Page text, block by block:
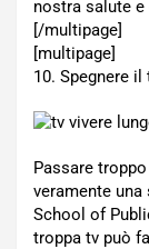
nostra salute
[/multipage]
[multipage]
10. Spegnere
Passare
veramente
School of
troppa tv può